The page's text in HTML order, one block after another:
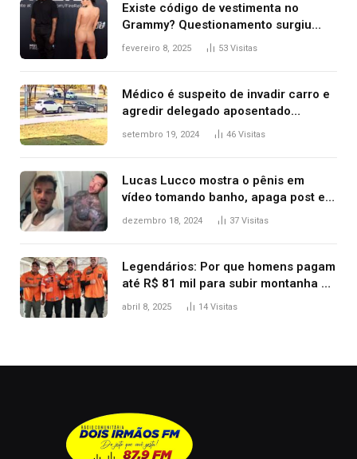
Existe código de vestimenta no
Grammy? Questionamento surgiu
após Bianca Censori, mulher de
fevereiro 8, 2025 53 Visitas
Médico é suspeito de invadir carro e
agredir delegado aposentado
durante confusão no trânsito
setembro 19, 2024 46 Visitas
Lucas Lucco mostra o pênis em
vídeo tomando banho, apaga post e
diz ‘foi mal’
dezembro 18, 2024 37 Visitas
Legendários: Por que homens pagam
até R$ 81 mil para subir montanha e
melhorar casamento?
abril 8, 2025 14 Visitas